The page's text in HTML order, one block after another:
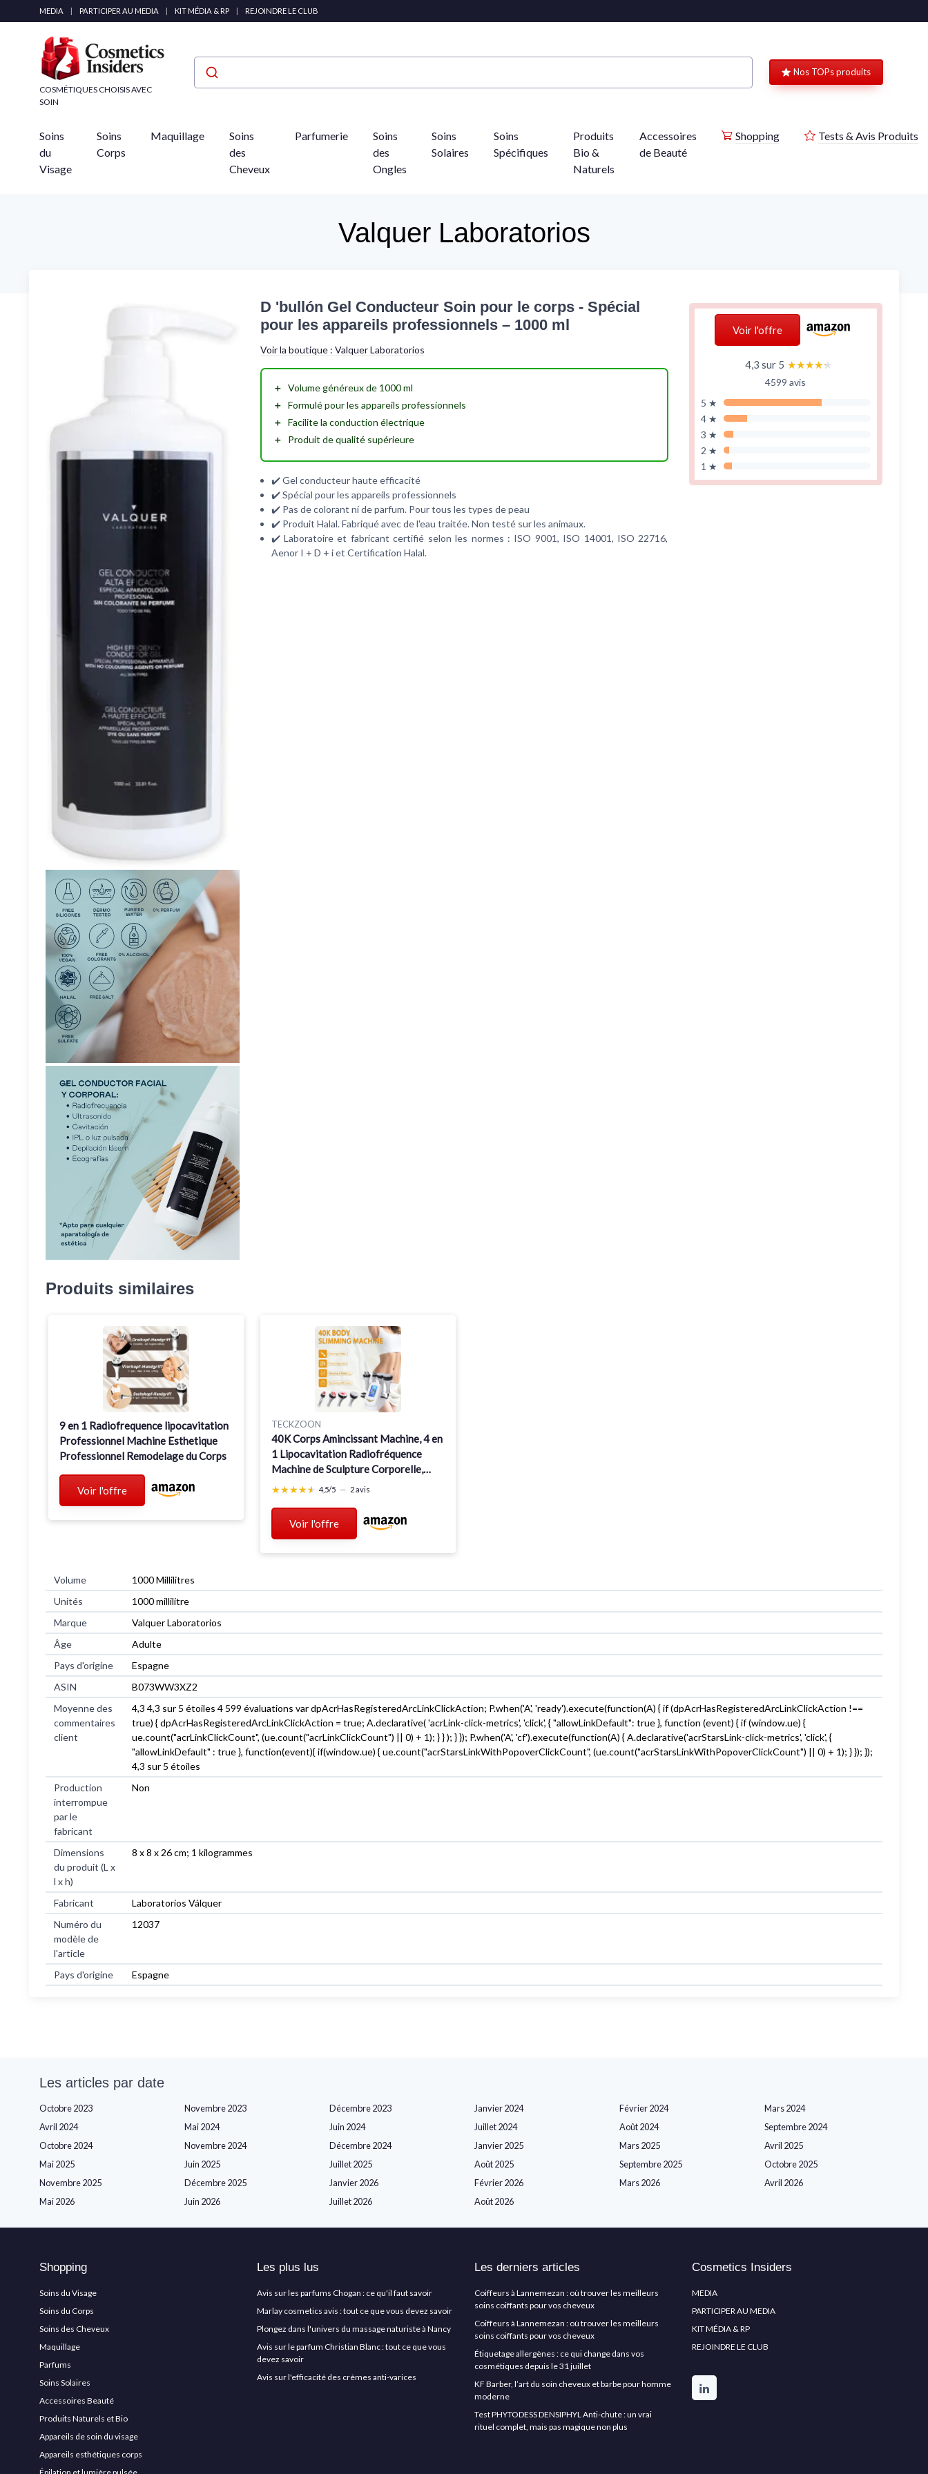
MEDIA | PARTICIPER AU MEDIA | KIT MÉDIA & RP | REJOINDRE LE CLUB
COSMÉTIQUES CHOISIS AVEC
SOIN
Nos TOPs produits
Soins
du
Visage
Soins
Corps
Maquillage
Soins
des
Cheveux
Parfumerie
Soins
des
Ongles
Soins
Solaires
Soins
Spécifiques
Produits
Bio &
Naturels
Accessoires
de Beauté
Shopping Tests & Avis Produits
Valquer Laboratorios
Voir l'offre
4,3 sur 5 ★★★★★
★★★★★
4599 avis
5 ★
4 ★
3 ★
2 ★
1 ★
D 'bullón Gel Conducteur Soin pour le corps - Spécial
pour les appareils professionnels – 1000 ml
Voir la boutique : Valquer Laboratorios
＋ Volume généreux de 1000 ml
＋ Formulé pour les appareils professionnels
＋ Facilite la conduction électrique
＋
Produit dequalité supérieure
✔️ Gel conducteur haute efficacité
✔️ Spécial pour les appareils professionnels
✔️ Pas de colorant ni de parfum. Pour tous les types de peau
✔️ Produit Halal. Fabriqué avec de l'eau traitée. Non testé sur les animaux.
✔️ Laboratoire et fabricant certifié selon les normes : ISO 9001, ISO 14001, ISO 22716,
Aenor I + D + i et Certification Halal.
Produits similaires
9 en 1 Radiofrequence lipocavitation
Professionnel Machine Esthetique
Professionnel Remodelage du Corps
Voir l'offre
TECKZOON
40K Corps Amincissant Machine, 4 en
1 Lipocavitation Radiofréquence
Machine de Sculpture Corporelle,
Visage et Corps Entier Masseur
★★★★★
★★★★★ 4,5/5 — 2 avis
Voir l'offre
Volume
‎1000 Millilitres
Unités
‎1000 millilitre
Marque
‎Valquer Laboratorios
Âge
‎Adulte
Pays d'origine
‎Espagne
ASIN
B073WW3XZ2
Moyenne des
commentaires
client
4,3 4,3 sur 5 étoiles 4 599 évaluations var dpAcrHasRegisteredArcLinkClickAction; P.when('A', 'ready').execute(function(A) { if (dpAcrHasRegisteredArcLinkClickAction !==
true) { dpAcrHasRegisteredArcLinkClickAction = true; A.declarative( 'acrLink-click-metrics', 'click', { "allowLinkDefault": true }, function (event) { if (window.ue) {
ue.count("acrLinkClickCount", (ue.count("acrLinkClickCount") || 0) + 1); } } ); } }); P.when('A', 'cf').execute(function(A) { A.declarative('acrStarsLink-click-metrics', 'click', {
"allowLinkDefault" : true }, function(event){ if(window.ue) { ue.count("acrStarsLinkWithPopoverClickCount", (ue.count("acrStarsLinkWithPopoverClickCount") || 0) + 1); } }); });
4,3 sur 5 étoiles
Production
interrompue
par le
fabricant
Non
Dimensions
du produit (L x
l x h)
8 x 8 x 26 cm; 1 kilogrammes
Fabricant
Laboratorios Válquer
Numéro du
modèle de
l'article
12037
Pays d'origine Espagne
Les articles par date
Octobre 2023 Novembre 2023 Décembre 2023 Janvier 2024 Février 2024
Mars 2024
Avril 2024
Mai 2024 Juin 2024 Juillet 2024 Août 2024
Septembre 2024
Octobre 2024
Novembre 2024 Décembre 2024 Janvier 2025 Mars 2025
Avril 2025
Mai 2025
Juin 2025 Juillet 2025 Août 2025 Septembre 2025
Octobre 2025
Novembre 2025
Décembre 2025 Janvier 2026 Février 2026 Mars 2026
Avril 2026
Mai 2026
Juin 2026 Juillet 2026 Août 2026
Shopping
Soins du Visage
Soins du Corps
Soins des Cheveux
Maquillage
Parfums
Soins Solaires
Accessoires Beauté
Produits Naturels et Bio
Appareils de soin du visage
Appareils esthétiques corps
Les plus lus
Avis sur les parfums Chogan : ce qu'il faut savoir
Marlay cosmetics avis : tout ce que vous devez savoir
Plongez dans l'univers du massage naturiste à Nancy
Avis sur le parfum Christian Blanc : tout ce que vous
devez savoir
Avis sur l'efficacité des crèmes anti-varices
Les derniers articles
Coiffeurs à Lannemezan : où trouver les meilleurs
soins coiffants pour vos cheveux
Coiffeurs à Lannemezan : où trouver les meilleurs
soins coiffants pour vos cheveux
Étiquetage allergènes : ce qui change dans vos
cosmétiques depuis le 31 juillet
KF Barber, l’art du soin cheveux et barbe pour homme
moderne
Test PHYTODESS DENSIPHYL Anti-chute : un vrai
rituel complet, mais pas magique non plus
Cosmetics Insiders
MEDIA
PARTICIPER AU MEDIA
KIT MÉDIA & RP
REJOINDRE LE CLUB
Panneau de gestion des cookies